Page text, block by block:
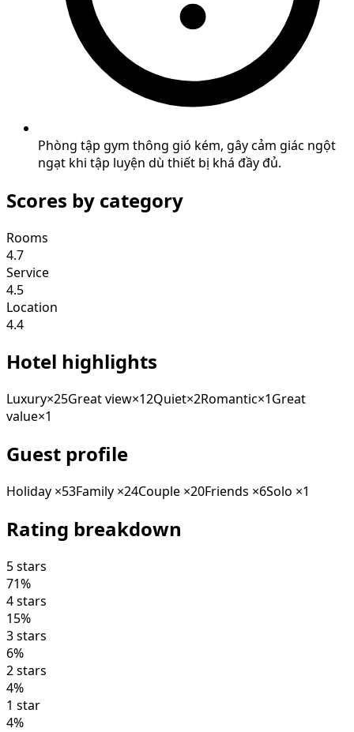
Phòng tập gym thông gió kém, gây cảm giác ngột
ngạt khi tập luyện dù thiết bị khá đầy đủ.
Scores by category
Rooms
4.7
Service
4.5
Location
4.4
Hotel highlights
Luxury×25Great view×12Quiet×2Romantic×1Great
value×1
Guest profile
Holiday ×53Family ×24Couple ×20Friends ×6Solo ×1
Rating breakdown
5 stars
71%
4 stars
15%
3 stars
6%
2 stars
4%
1 star
4%